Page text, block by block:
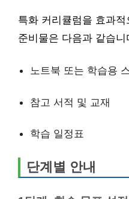
특화 커리큘럼을 효과
준비물은 다음과 같습니
노트북 또는 학습용
참고 서적 및 교재
학습 일정표
단계별 안내